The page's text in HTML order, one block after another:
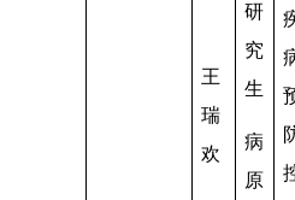
王
瑞
欢
研
究
生
病
原